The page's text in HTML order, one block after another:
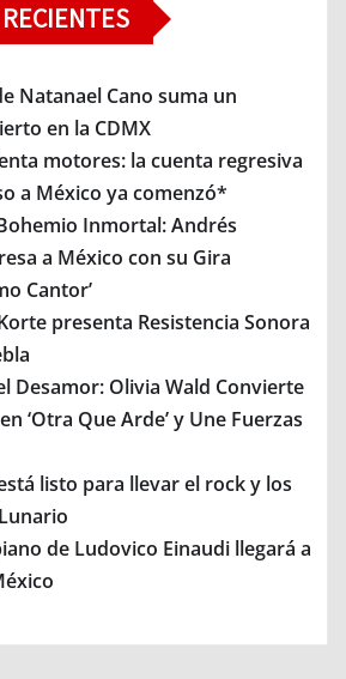
Natanael Cano suma un
en la CDMX
motores: la cuenta regresiva
a México ya comenzó*
Inmortal: Andrés
a México con su Gira
Cantor’
presenta Resistencia Sonora
Desamor: Olivia Wald Convierte
‘Otra Que Arde’ y Une Fuerzas
listo para llevar el rock y los
de Ludovico Einaudi llegará a